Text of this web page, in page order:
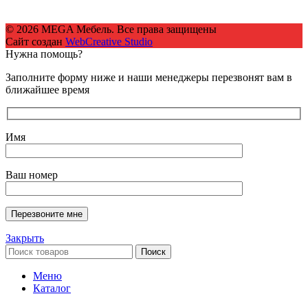
© 2026 MEGA Мебель. Все права защищены
Сайт создан WebCreative Studio
Нужна помощь?
Заполните форму ниже и наши менеджеры перезвонят вам в
ближайшее время
Имя
Ваш номер
Закрыть
Поиск
Меню
Каталог